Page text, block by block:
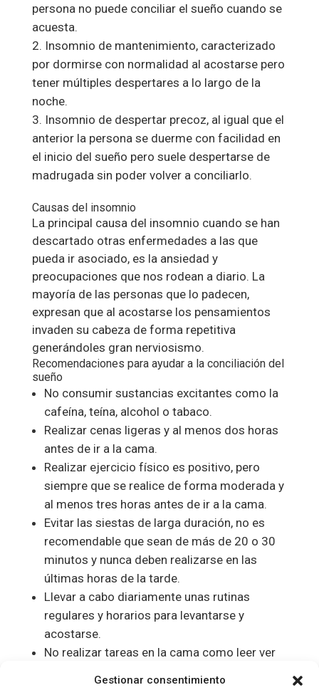
Gestionar consentimiento
persona no puede conciliar el sueño cuando se
acuesta.
Insomnio de mantenimiento, caracterizado
por dormirse con normalidad al acostarse pero
tener múltiples despertares a lo largo de la
noche.
Insomnio de despertar precoz, al igual que el
anterior la persona se duerme con facilidad en
el inicio del sueño pero suele despertarse de
madrugada sin poder volver a conciliarlo.
Causas del insomnio
La principal causa del insomnio cuando se han
descartado otras enfermedades a las que
pueda ir asociado, es la ansiedad y
preocupaciones que nos rodean a diario. La
mayoría de las personas que lo padecen,
expresan que al acostarse los pensamientos
invaden su cabeza de forma repetitiva
generándoles gran nerviosismo.
Recomendaciones para ayudar a la conciliación del
sueño
No consumir sustancias excitantes como la
cafeína, teína, alcohol o tabaco.
Realizar cenas ligeras y al menos dos horas
antes de ir a la cama.
Realizar ejercicio físico es positivo, pero
siempre que se realice de forma moderada y
al menos tres horas antes de ir a la cama.
Evitar las siestas de larga duración, no es
recomendable que sean de más de 20 o 30
minutos y nunca deben realizarse en las
últimas horas de la tarde.
Llevar a cabo diariamente unas rutinas
regulares y horarios para levantarse y
acostarse.
No realizar tareas en la cama como leer ver